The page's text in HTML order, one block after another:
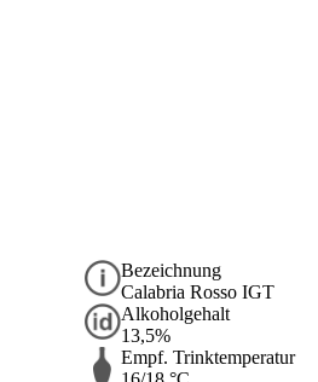
Bezeichnung
Calabria Rosso IGT
Alkoholgehalt
13,5%
Empf. Trinktemperatur